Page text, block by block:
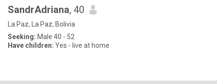
SandrAdriana, 40
La Paz, La Paz, Bolivia
Seeking: Male 40 - 52
Have children: Yes - live at home